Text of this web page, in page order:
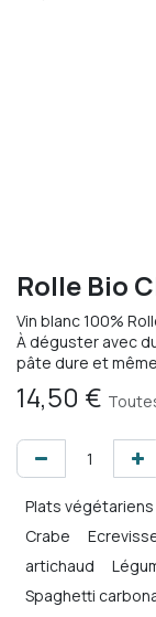
Rolle Bio
Vin blanc 100%
À déguster avec
pâte dure et
14,50 €
Plats végétariens
Crabe
artichaud
Spaghetti